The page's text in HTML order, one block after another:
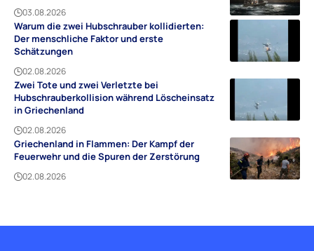
03.08.2026
Warum die zwei Hubschrauber kollidierten:
Der menschliche Faktor und erste
Schätzungen
02.08.2026
Zwei Tote und zwei Verletzte bei
Hubschrauberkollision während Löscheinsatz
in Griechenland
02.08.2026
Griechenland in Flammen: Der Kampf der
Feuerwehr und die Spuren der Zerstörung
02.08.2026